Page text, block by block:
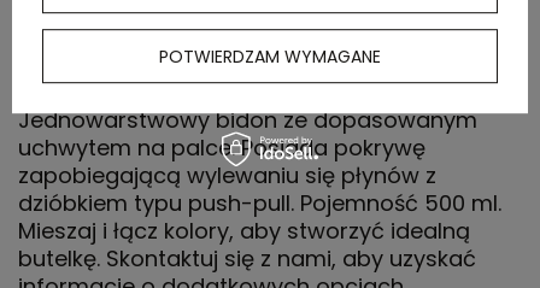
Jednowarstwowy bidon ze dopasowanym
uchwytem na palce. Posiada pokrywę
zapobiegającą wylewaniu się płynów z
dzióbkiem typu push-pull. Pojemność 500 ml.
Mieszaj i łącz kolory, aby stworzyć idealną
butelkę. Skontaktuj się z nami, aby uzyskać
POTWIERDZAM WYMAGANE